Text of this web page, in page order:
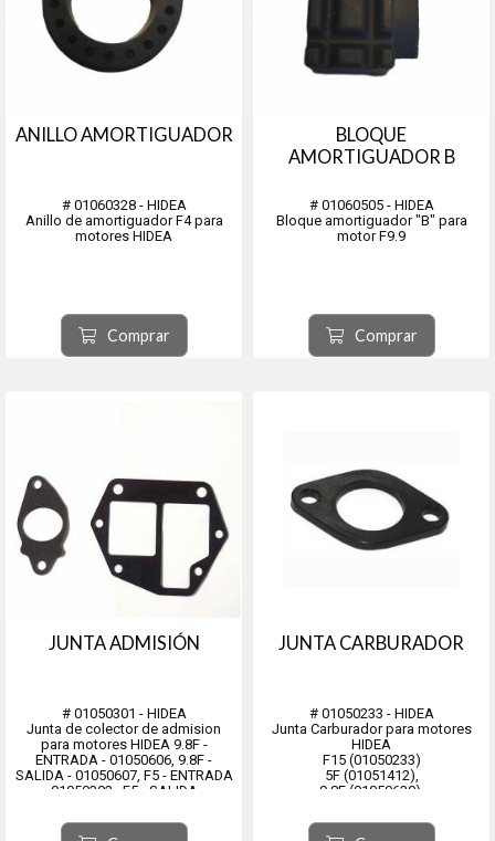
ANILLO AMORTIGUADOR
# 01060328 - HIDEA
Anillo de amortiguador F4 para
motores HIDEA
Comprar
BLOQUE
AMORTIGUADOR B
# 01060505 - HIDEA
Bloque amortiguador "B" para
motor F9.9
Comprar
JUNTA ADMISIÓN
# 01050301 - HIDEA
Junta de colector de admision
para motores HIDEA 9.8F -
ENTRADA - 01050606, 9.8F -
SALIDA - 01050607, F5 - ENTRADA
- 01050302 , F5 - SALIDA -
JUNTA CARBURADOR
# 01050233 - HIDEA
Junta Carburador para motores
HIDEA
F15 (01050233)
5F (01051412),
9.8F (01050630),